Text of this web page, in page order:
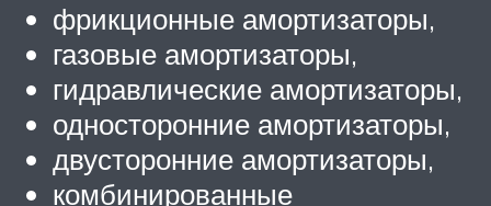
фрикционные амортизаторы,
газовые амортизаторы,
гидравлические амортизаторы,
односторонние амортизаторы,
двусторонние амортизаторы,
комбинированные